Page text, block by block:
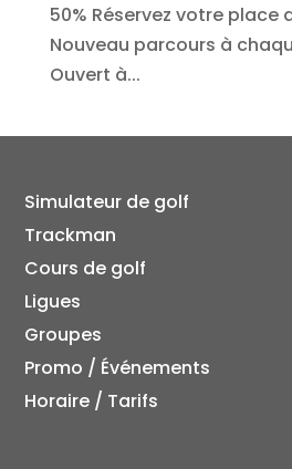
50% Réservez votre place
Nouveau parcours à
Ouvert à...
Simulateur de golf
Trackman
Cours de golf
Ligues
Groupes
Promo / Événements
Horaire / Tarifs